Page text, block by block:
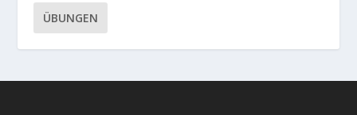
ÜBUNGEN